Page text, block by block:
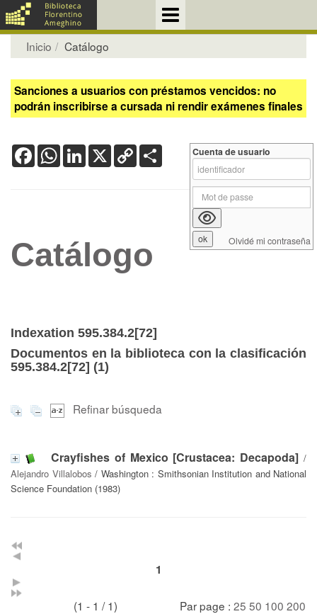
Inicio Catálogo
Sanciones a usuarios con préstamos vencidos: no
podrán inscribirse a cursada ni rendir exámenes finales
FacebookWhatsApp
LinkedIn
X Copy
Link
Catálogo
Indexation 595.384.2[72]
Documentos en la biblioteca con la clasificación
595.384.2[72] (1)
Refinar búsqueda
Crayfishes of Mexico [Crustacea: Decapoda] /
Alejandro Villalobos / Washington : Smithsonian Institution and National
Science Foundation (1983)
1
(1 - 1 / 1) Par page : 25 50 100 200
Cuenta de usuario
Olvidé mi contraseña